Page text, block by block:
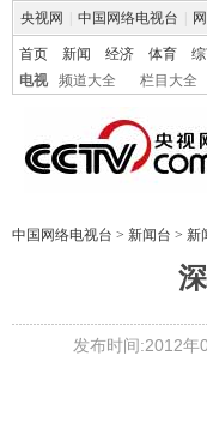
央视网 中国网络电视台
首页 新闻 经济 体育
电视
频道大全 栏目大全
中国网络电视台 > 新闻台 > 新
发布时间:2012年